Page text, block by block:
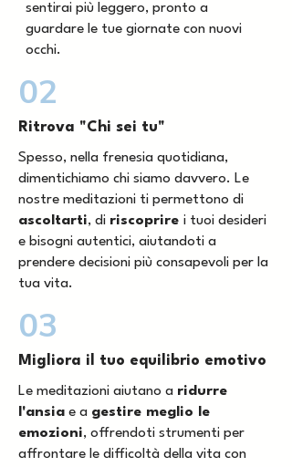
sentirai più leggero, pronto a
guardare le tue giornate con nuovi
occhi.
02
Ritrova "Chi sei tu"
Spesso, nella frenesia quotidiana,
dimentichiamo chi siamo davvero. Le
nostre meditazioni ti permettono di
ascoltarti, di riscoprire i tuoi desideri
e bisogni autentici, aiutandoti a
prendere decisioni più consapevoli per la
tua vita.
03
Migliora il tuo equilibrio emotivo
Le meditazioni aiutano a ridurre
l'ansia e a gestire meglio le
emozioni, offrendoti strumenti per
affrontare le difficoltà della vita con